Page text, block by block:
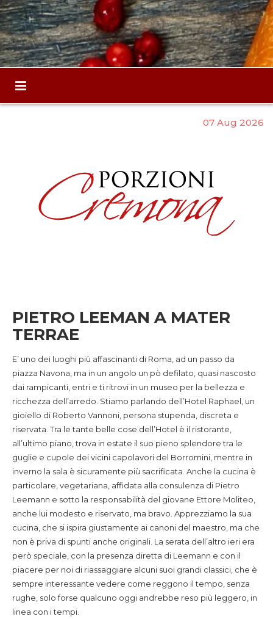
07 Aug 2026
PIETRO LEEMAN A MATER
TERRAE
E’ uno dei luoghi più affascinanti di Roma, ad un passo da
piazza Navona, ma in un angolo un pò defilato, quasi nascosto
dai rampicanti, entri e ti ritrovi in un museo per la bellezza e
ricchezza dell’arredo. Stiamo parlando dell’Hotel Raphael, un
gioiello di Roberto Vannoni, persona stupenda, discreta e
riservata. Tra le tante belle cose dell’Hotel è il ristorante,
all’ultimo piano, trova in estate il suo pieno splendore tra le
guglie e cupole dei vicini capolavori del Borromini, mentre in
inverno la sala è sicuramente più sacrificata. Anche la cucina è
particolare, vegetariana, affidata alla consulenza di Pietro
Leemann e sotto la responsabilità del giovane Ettore Moliteo,
anche lui modesto e riservato, ma bravo. Apprezziamo la sua
cucina, che si ispira giustamente ai canoni del maestro, ma che
non è priva di spunti anche originali. La serata dell’altro ieri era
però speciale, con la presenza diretta di Leemann e con il
piacere per noi di riassaggiare alcuni suoi grandi classici, che è
sempre interessante vedere come reggono il tempo, senza
rughe, solo forse qualcuno oggi andrebbe reso più leggero, in
linea con i tempi.